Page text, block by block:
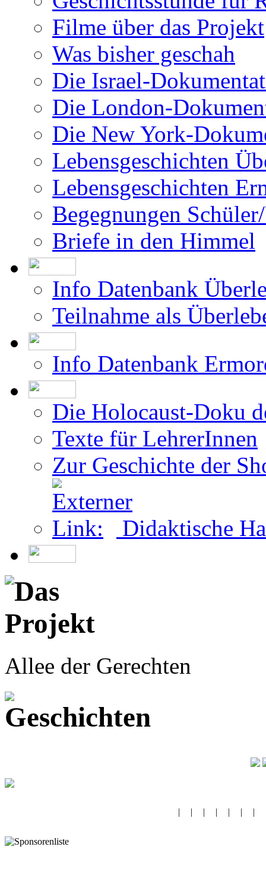
Filme über das Projekt
Was bisher geschah
Die Israel-
Die London-
Die New York-
Lebensgeschichten
Lebensgeschichten
Begegnungen
Briefe in den Himmel
Info Datenbank
Teilnahme als
Info Datenbank
Die Holocaust-Doku
Texte für LehrerInnen
Zur Geschichte der
Didaktische
Allee der Gerechten
| | | | | | |